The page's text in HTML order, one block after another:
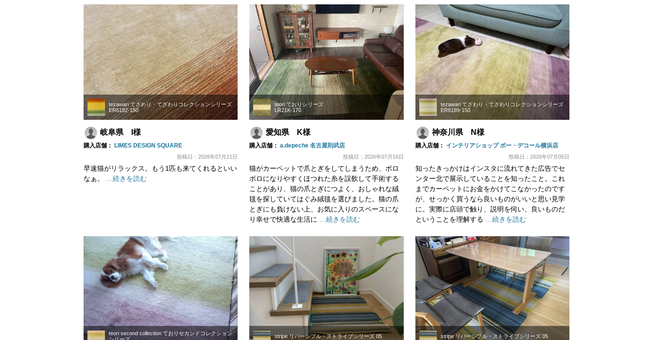
tezawari てざわり・てざわりコレクションシリーズ
ER6182-150
岐阜県 I様
購入店舗： LIMES DESIGN SQUARE
投稿日：2026年07月21日
早速猫がリラックス。もう1匹も来てくれるといい
なぁ。
…続きを読む
teori ておりシリーズ
LR21K-170
愛知県 K様
購入店舗：a.depeche 名古屋則武店
投稿日：2026年07月16日
猫がカーペットで爪とぎをしてしまうため、ボロ
ボロになりやすくほつれた糸を誤飲して手術する
ことがあり、猫の爪とぎにつよく、おしゃれな絨
毯を探していてはぐみ絨毯を選びました。猫の爪
とぎにも負けない上、お気に入りのスペースにな
り幸せで快適な生活に
…続きを読む
tezawari てざわり・てざわりコレクションシリーズ
ER6189-150
神奈川県 N様
購入店舗： インテリアショップ ボー・デコール横浜店
投稿日：2026年07月05日
知ったきっかけはインスタに流れてきた広告でセ
ンター北で展示していることを知ったこと。これ
までカーペットにお金をかけてこなかったのです
が、せっかく買うなら良いものがいいと思い見学
に。実際に店頭で触り、説明を伺い、良いものだ
ということを理解する
…続きを読む
teori second collection ておりセカンドコレクション
シリーズ
stripe リバーシブル・ストライプシリーズ 05
stripe リバーシブル・ストライプシリーズ 05